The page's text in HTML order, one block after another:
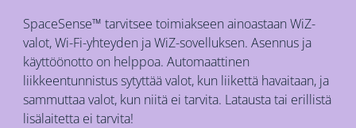
SpaceSense™ tarvitsee toimiakseen ainoastaan WiZ-
valot, Wi-Fi-yhteyden ja WiZ-sovelluksen. Asennus ja
käyttöönotto on helppoa. Automaattinen
liikkeentunnistus sytyttää valot, kun liikettä havaitaan, ja
sammuttaa valot, kun niitä ei tarvita. Latausta tai erillistä
lisälaitetta ei tarvita!